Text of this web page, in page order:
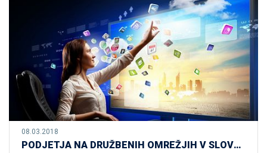
08.03.2018
PODJETJA NA DRUŽBENIH OMREŽJIH V SLOVENIJI Rezultati raziskave